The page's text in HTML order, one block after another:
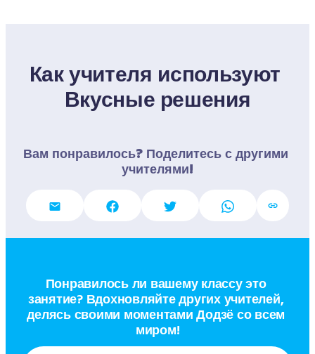
Как учителя используют
Вкусные решения
Вам понравилось? Поделитесь с другими
учителями!
Понравилось ли вашему классу это
занятие? Вдохновляйте других учителей,
делясь своими моментами Додзё со всем
миром!